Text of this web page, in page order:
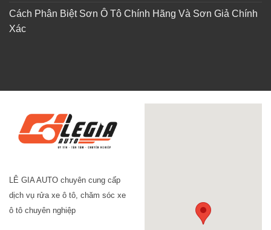
Cách Phân Biệt Sơn Ô Tô Chính Hãng Và Sơn Giả Chính
Xác
LÊ GIA AUTO chuyên cung cấp
dịch vụ rửa xe ô tô, chăm sóc xe
ô tô chuyên nghiệp